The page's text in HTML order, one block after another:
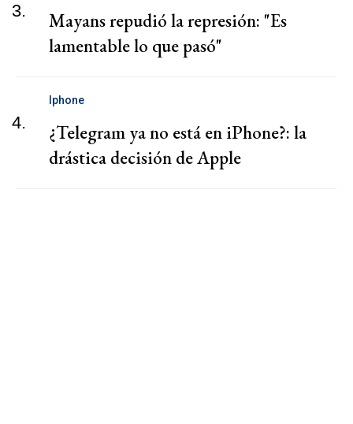
3.
Mayans repudió la represión: "Es
lamentable lo que pasó"
4.
Iphone
¿Telegram ya no está en iPhone?: la
drástica decisión de Apple